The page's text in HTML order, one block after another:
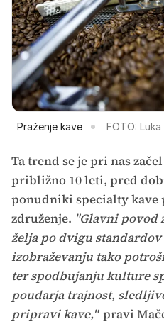
Praženje kave FOTO:
Ta trend se je pri nas
približno 10 leti, pred
ponudniki specialty
združenje. "Glavni povod
želja po dvigu
izobraževanju tako
ter spodbujanju kulture
poudarja trajnost,
pripravi kave," pravi